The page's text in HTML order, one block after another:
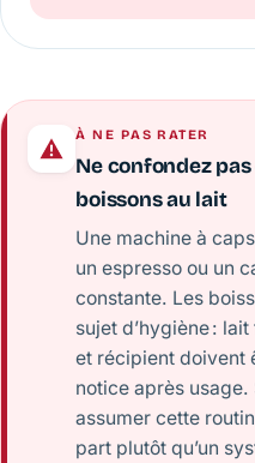
À NE PAS RATER
Ne confondez
boissons au lait
Une machine à
un espresso ou un
constante. Les
sujet d’hygiène :
et récipient doivent
notice après
assumer cette
part plutôt qu’un